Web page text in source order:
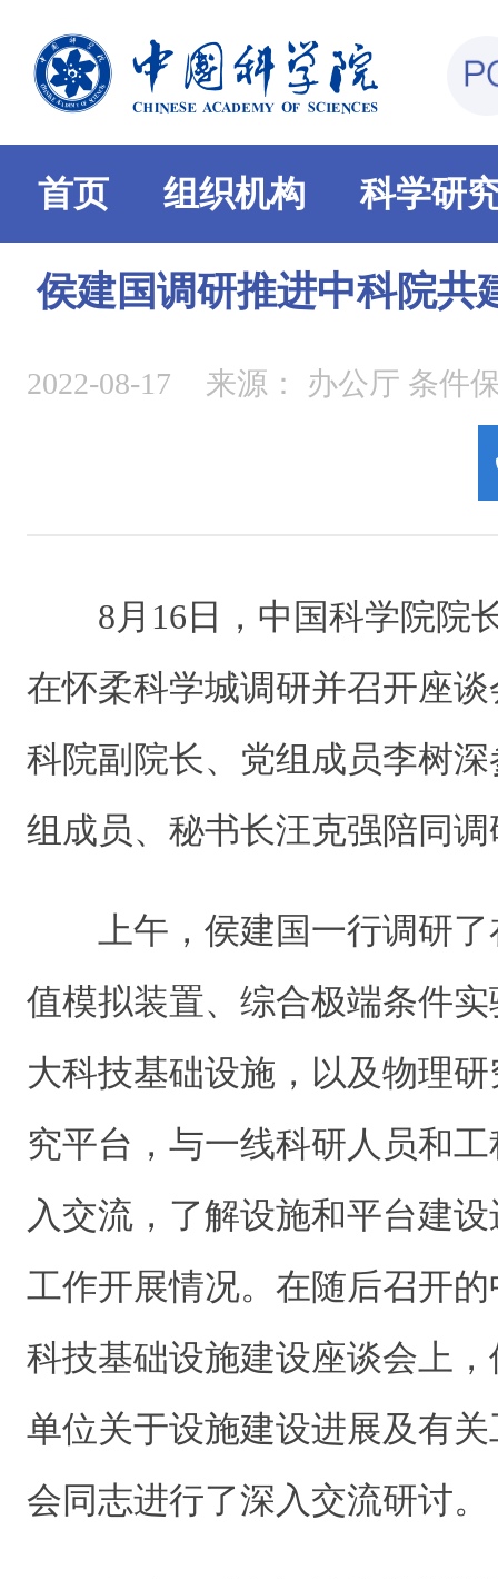
首页 组织机构 科学研
侯建国调研推进中科院共
2022-08-17 来源： 办公厅 条件
8月 16 日，中国科学院院
在怀柔科学城调研并召开座
科院副院长、党组成员李树
组成员、秘书长汪克强陪同
上午，侯建国一行调研
值模拟装置、综合极端条件
大科技基础设施，以及物理
究平台 ，与一线科研人员和
入交流，了解设施和平台建
工作开展情况。在随后召开
科技基础设施建设座谈会上
单位关于设施建设进展及有
会同志进行了深入交流研讨。